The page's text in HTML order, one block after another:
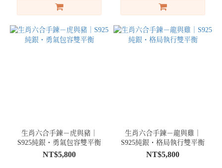
生肖六合手鍊－虎與豬｜
S925純銀・勇氣包容雙平衡
NT$5,800
生肖六合手鍊－龍與雞｜
S925純銀・格局執行雙平衡
NT$5,800